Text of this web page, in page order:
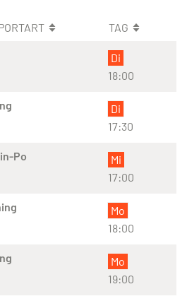
TAG
Di
18:00
Di
17:30
Po
Mi
17:00
Mo
18:00
Mo
19:00